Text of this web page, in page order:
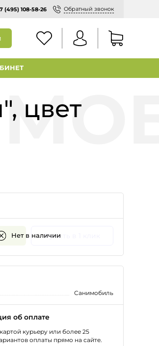
(495) 108-58-26 Обратный звонок
цвет
Нет в наличииКупить в 1 клик
Санимобиль
об оплате
курьеру или более 25
оплаты прямо на сайте.